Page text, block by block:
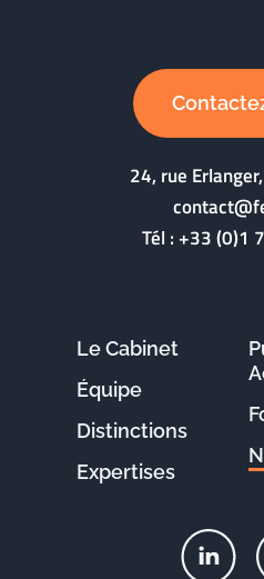
24, rue
Tél :+33 (0)1
Le Cabinet
Équipe
Distinctions
Expertises